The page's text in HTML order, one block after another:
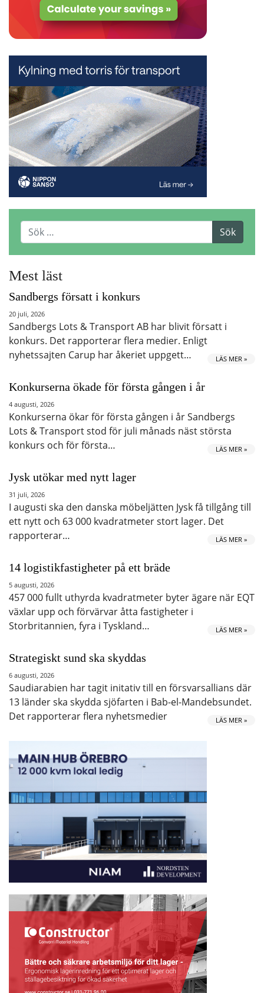
Mest läst
Sandbergs försatt i konkurs
20 juli, 2026
Sandbergs Lots & Transport AB har blivit försatt i
konkurs. Det rapporterar flera medier. Enligt
nyhetssajten Carup har åkeriet uppgett…
LÄS MER »
Konkurserna ökade för första gången i år
4 augusti, 2026
Konkurserna ökar för första gången i år Sandbergs
Lots & Transport stod för juli månads näst största
konkurs och för första…
LÄS MER »
Jysk utökar med nytt lager
31 juli, 2026
I augusti ska den danska möbeljätten Jysk få tillgång till
ett nytt och 63 000 kvadratmeter stort lager. Det
rapporterar…
LÄS MER »
14 logistikfastigheter på ett bräde
5 augusti, 2026
457 000 fullt uthyrda kvadratmeter byter ägare när EQT
växlar upp och förvärvar åtta fastigheter i
Storbritannien, fyra i Tyskland…
LÄS MER »
Strategiskt sund ska skyddas
6 augusti, 2026
Saudiarabien har tagit initativ till en försvarsallians där
13 länder ska skydda sjöfarten i Bab-el-Mandebsundet.
Det rapporterar flera nyhetsmedier
LÄS MER »